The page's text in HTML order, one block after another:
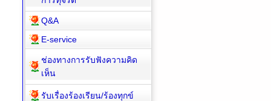
Q&A
E-service
ช่องทางการรับฟังความคิด
เห็น
รับเรื่องร้องเรียน/ร้องทุกข์